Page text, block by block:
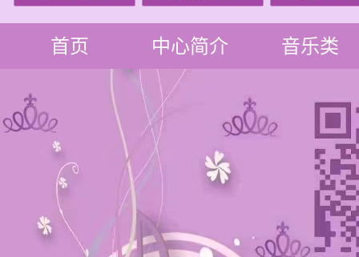
首页 中心简介 音乐类